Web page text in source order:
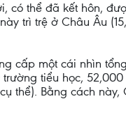
thể đã kết hôn,
trì trệ ở Châu Âu
cấp một cái nhìn
tiểu học,
thể). Bằng cách